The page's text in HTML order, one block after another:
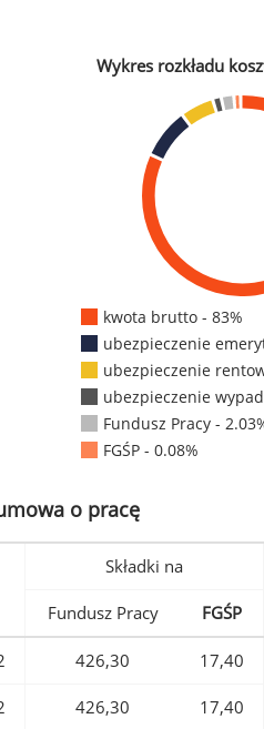
Wykres rozkładu
kwota brutto - 83%
ubezpieczenie
ubezpieczenie
ubezpieczenie
Fundusz Pracy -
FGŚP - 0.08%
o pracę
Składki na
Fundusz Pracy FGŚP
426,30 17,40
426,30 17,40